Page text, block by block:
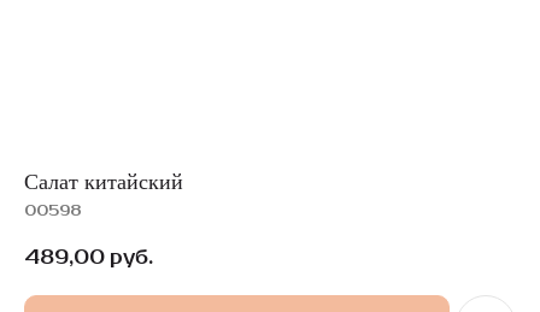
Салат китайский
00598
489,00 руб.